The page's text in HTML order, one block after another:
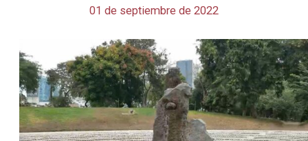
01 de septiembre de 2022